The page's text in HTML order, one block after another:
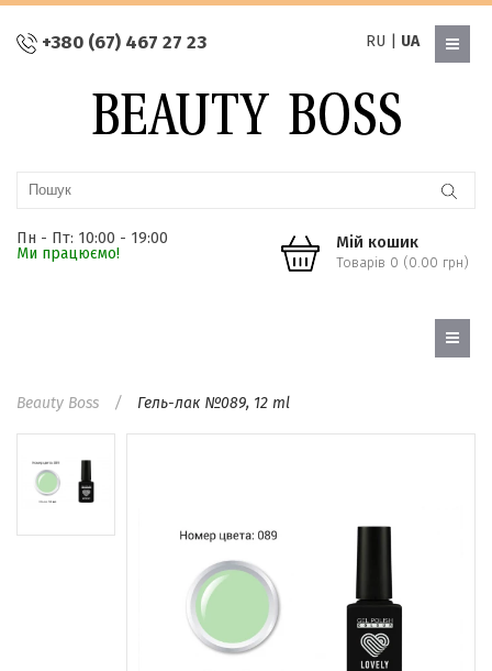
+380 (67) 467 27 23 RU UA
Пн - Пт: 10:00 - 19:00
Ми працюємо!
Мій кошик
Товарів 0 (0.00 грн)
Beauty Boss Гель-лак №089, 12 ml